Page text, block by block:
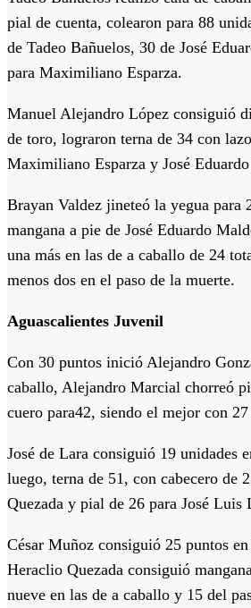
pial de cuenta, colearon para 88
de Tadeo Bañuelos, 30 de José
para Maximiliano Esparza.
Manuel Alejandro López consiguió
de toro, lograron terna de 34 con
Maximiliano Esparza y José
Brayan Valdez jineteó la yegua para
mangana a pie de José Eduardo
una más en las de a caballo de 24
menos dos en el paso de la muerte.
Aguascalientes Juvenil
Con 30 puntos inició Alejandro
caballo, Alejandro Marcial chorreó
cuero para42, siendo el mejor con
José de Lara consiguió 19 unidades
luego, terna de 51, con cabecero de
Quezada y pial de 26 para José Luis
César Muñoz consiguió 25 puntos
Heraclio Quezada consiguió
nueve en las de a caballo y 15 del